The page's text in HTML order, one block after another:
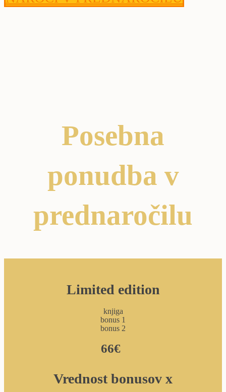
Posebna
ponudba v
prednaročilu
Limited edition
knjiga
bonus 1
bonus 2
66€
Vrednost bonusov x